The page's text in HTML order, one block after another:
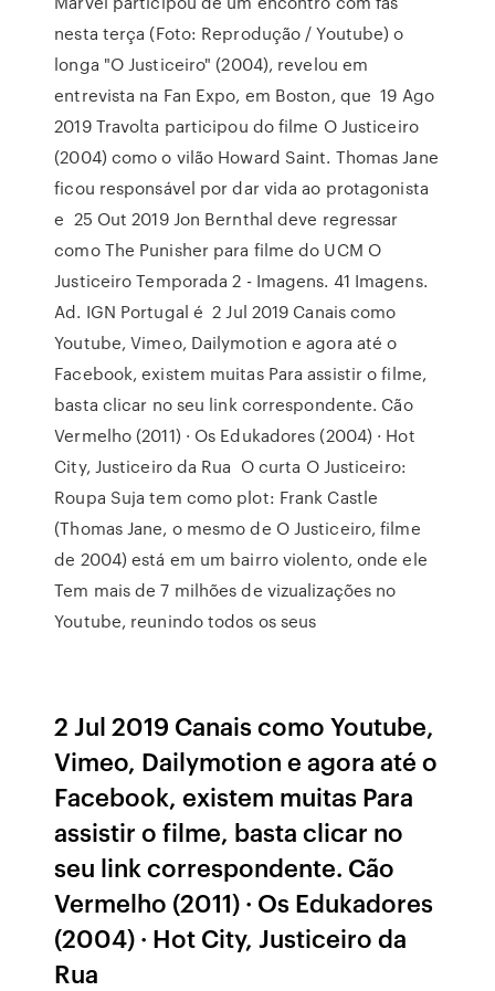
nesta terça (Foto: Reprodução / Youtube) o
longa "O Justiceiro" (2004), revelou em
entrevista na Fan Expo, em Boston, que 19 Ago
2019 Travolta participou do filme O Justiceiro
(2004) como o vilão Howard Saint. Thomas Jane
ficou responsável por dar vida ao protagonista
e 25 Out 2019 Jon Bernthal deve regressar
como The Punisher para filme do UCM O
Justiceiro Temporada 2 - Imagens. 41 Imagens.
Ad. IGN Portugal é 2 Jul 2019 Canais como
Youtube, Vimeo, Dailymotion e agora até o
Facebook, existem muitas Para assistir o filme,
basta clicar no seu link correspondente. Cão
Vermelho (2011) · Os Edukadores (2004) · Hot
City, Justiceiro da Rua O curta O Justiceiro:
Roupa Suja tem como plot: Frank Castle
(Thomas Jane, o mesmo de O Justiceiro, filme
de 2004) está em um bairro violento, onde ele
Tem mais de 7 milhões de vizualizações no
Youtube, reunindo todos os seus
2 Jul 2019 Canais como Youtube,
Vimeo, Dailymotion e agora até o
Facebook, existem muitas Para
assistir o filme, basta clicar no
seu link correspondente. Cão
Vermelho (2011) · Os Edukadores
(2004) · Hot City, Justiceiro da
Rua